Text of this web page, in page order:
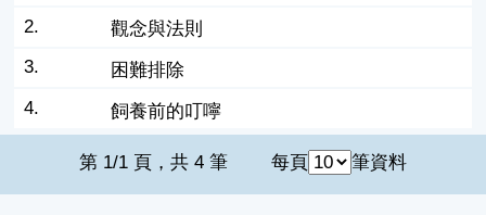
2.
觀念與法則
3.
困難排除
4.
飼養前的叮嚀
第 1/1 頁，共 4 筆 每頁 筆資料